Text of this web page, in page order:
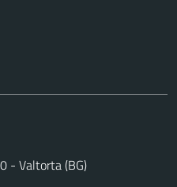
- Valtorta (BG)